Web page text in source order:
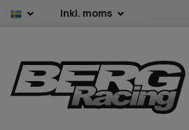
Inkl. moms